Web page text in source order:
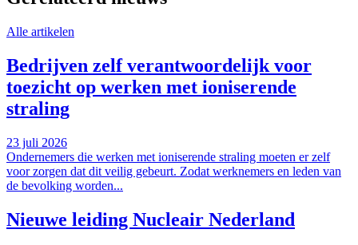
Alle artikelen
Bedrijven zelf verantwoordelijk voor
toezicht op werken met ioniserende
straling
23 juli 2026
Ondernemers die werken met ioniserende straling moeten er zelf
voor zorgen dat dit veilig gebeurt. Zodat werknemers en leden van
de bevolking worden...
Nieuwe leiding Nucleair Nederland